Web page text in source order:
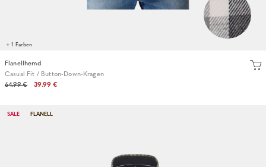
+ 1 Farben
Flanellhemd
Casual Fit / Button-Down-Kragen
64.99 €
39.99 €
SALE FLANELL